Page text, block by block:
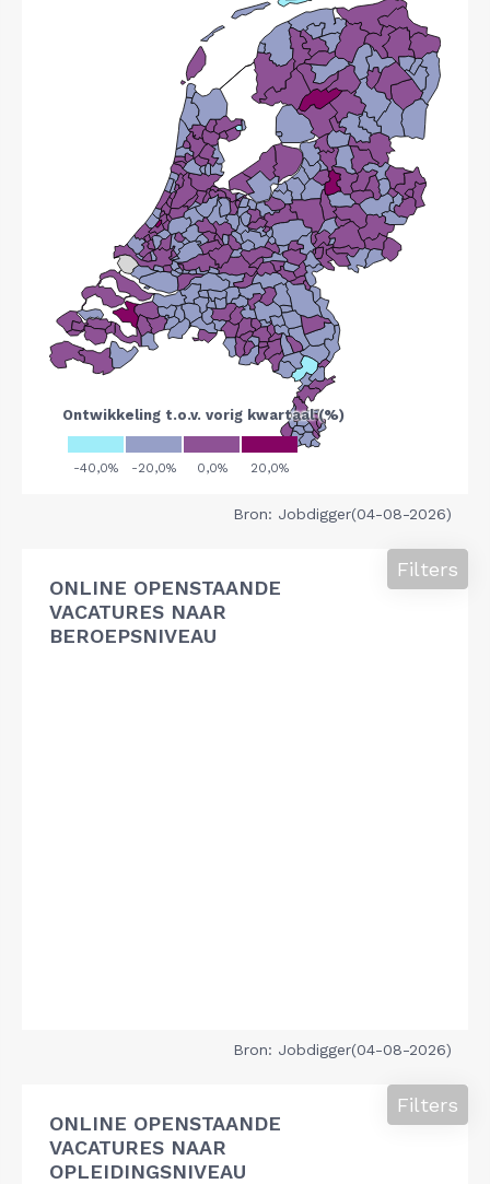
Bron: Jobdigger(04-08-2026)
ONLINE OPENSTAANDE
VACATURES NAAR
BEROEPSNIVEAU
Filters
Bron: Jobdigger(04-08-2026)
ONLINE OPENSTAANDE
VACATURES NAAR
OPLEIDINGSNIVEAU
Filters